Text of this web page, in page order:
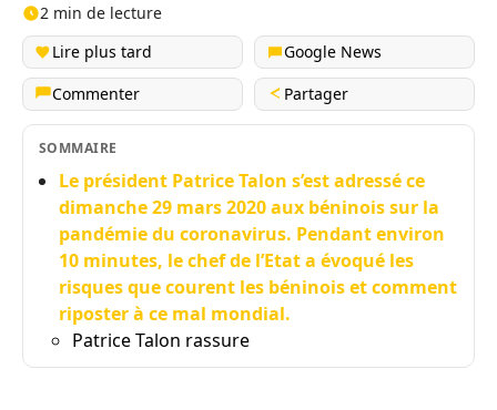
2 min de lecture
Lire plus tard
Google News
Commenter
Partager
SOMMAIRE
Le président Patrice Talon s’est adressé ce
dimanche 29 mars 2020 aux béninois sur la
pandémie du coronavirus. Pendant environ
10 minutes, le chef de l’Etat a évoqué les
risques que courent les béninois et comment
riposter à ce mal mondial.
Patrice Talon rassure